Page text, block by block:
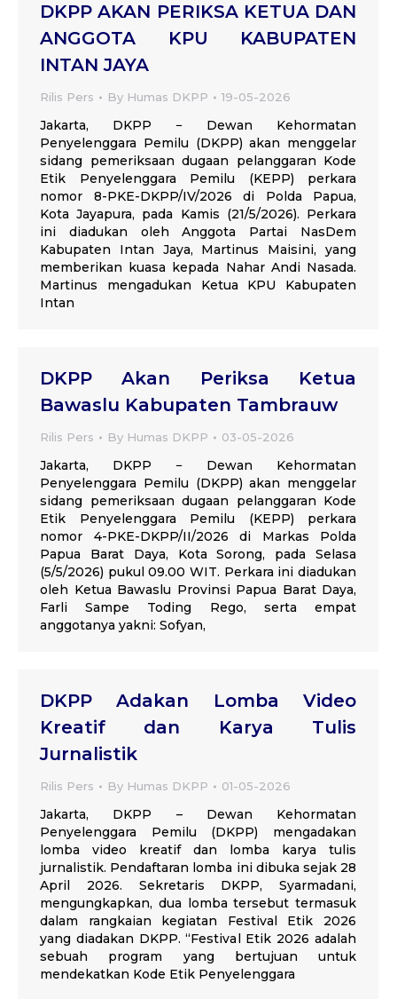
DKPP AKAN PERIKSA KETUA DAN
ANGGOTA KPU KABUPATEN
INTAN JAYA
Rilis Pers By Humas DKPP 19-05-2026
Jakarta, DKPP − Dewan Kehormatan
Penyelenggara Pemilu (DKPP) akan menggelar
sidang pemeriksaan dugaan pelanggaran Kode
Etik Penyelenggara Pemilu (KEPP) perkara
nomor 8-PKE-DKPP/IV/2026 di Polda Papua,
Kota Jayapura, pada Kamis (21/5/2026). Perkara
ini diadukan oleh Anggota Partai NasDem
Kabupaten Intan Jaya, Martinus Maisini, yang
memberikan kuasa kepada Nahar Andi Nasada.
Martinus mengadukan Ketua KPU Kabupaten
Intan
DKPP Akan Periksa Ketua
Bawaslu Kabupaten Tambrauw
Rilis Pers By Humas DKPP 03-05-2026
Jakarta, DKPP − Dewan Kehormatan
Penyelenggara Pemilu (DKPP) akan menggelar
sidang pemeriksaan dugaan pelanggaran Kode
Etik Penyelenggara Pemilu (KEPP) perkara
nomor 4-PKE-DKPP/II/2026 di Markas Polda
Papua Barat Daya, Kota Sorong, pada Selasa
(5/5/2026) pukul 09.00 WIT. Perkara ini diadukan
oleh Ketua Bawaslu Provinsi Papua Barat Daya,
Farli Sampe Toding Rego, serta empat
anggotanya yakni: Sofyan,
DKPP Adakan Lomba Video
Kreatif dan Karya Tulis
Jurnalistik
Rilis Pers By Humas DKPP 01-05-2026
Jakarta, DKPP – Dewan Kehormatan
Penyelenggara Pemilu (DKPP) mengadakan
lomba video kreatif dan lomba karya tulis
jurnalistik. Pendaftaran lomba ini dibuka sejak 28
April 2026. Sekretaris DKPP, Syarmadani,
mengungkapkan, dua lomba tersebut termasuk
dalam rangkaian kegiatan Festival Etik 2026
yang diadakan DKPP. “Festival Etik 2026 adalah
sebuah program yang bertujuan untuk
mendekatkan Kode Etik Penyelenggara